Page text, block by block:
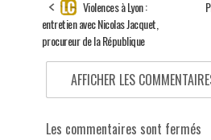
Violences à Lyon :
entretien avec Nicolas Jacquet,
procureur de la République
AFFICHER LES
Les commentaires sont fermés